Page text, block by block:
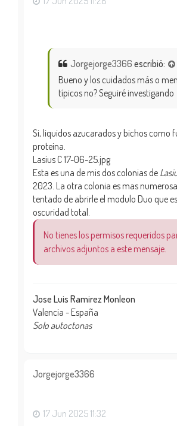
Jorgejorge3366 escribió:
Bueno y los cuidados más o
típicos no? Seguiré investigando
Si, liquidos azucarados y bichos como
proteina.
Lasius C 17-06-25.jpg
Esta es una de mis dos colonias de
2023. La otra colonia es mas
tentado de abrirle el modulo Duo que
oscuridad total.
No tienes los permisos requeridos
archivos adjuntos a este mensaje.
Jose Luis Ramirez Monleon
Valencia - España
Solo autoctonas
Jorgejorge3366
17 Jun 2025 11:32